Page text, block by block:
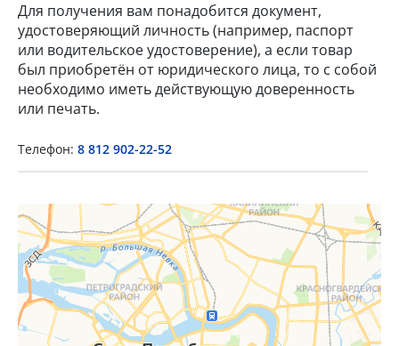
Для получения вам понадобится документ,
удостоверяющий личность (например, паспорт
или водительское удостоверение), а если товар
был приобретён от юридического лица, то с собой
необходимо иметь действующую доверенность
или печать.
Телефон: 8 812 902-22-52
Popup Title
×